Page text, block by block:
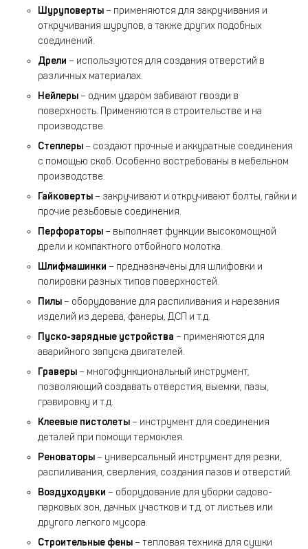
Шуруповерты – применяются для закручивания и
откручивания шурупов, а также других подобных
соединений.
Дрели – используются для создания отверстий в
различных материалах.
Нейлеры – одним ударом забивают гвозди в
поверхность. Применяются в строительстве и на
производстве.
Степлеры – создают прочные и аккуратные соединения
с помощью скоб. Особенно востребованы в мебельном
производстве.
Гайковерты – закручивают и откручивают болты, гайки и
прочие резьбовые соединения.
Перфораторы – выполняет функции высокомощной
дрели и компактного отбойного молотка.
Шлифмашинки – предназначены для шлифовки и
полировки разных типов поверхностей.
Пилы – оборудование для распиливания и нарезания
изделий из дерева, фанеры, ДСП и т.д.
Пуско-зарядные устройства – применяются для
аварийного запуска двигателей.
Граверы – многофункциональный инструмент,
позволяющий создавать отверстия, выемки, пазы,
гравировку и т.д.
Клеевые пистолеты – инструмент для соединения
деталей при помощи термоклея.
Реноваторы – универсальный инструмент для резки,
распиливания, сверления, создания пазов и отверстий.
Воздуходувки – оборудование для уборки садово-
парковых зон, дачных участков и т.д. от листьев или
другого легкого мусора.
Строительные фены – тепловая техника для сушки